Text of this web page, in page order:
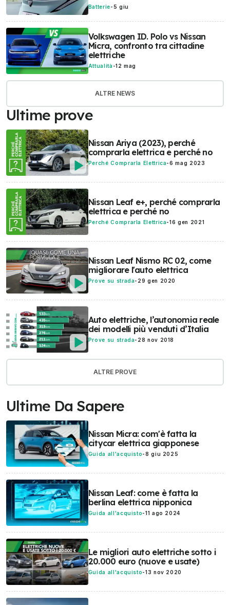
Batterie-5 giu
Volkswagen ID. Polo vs Nissan
Micra, confronto tra cittadine
elettriche
Attualità -12 mag
ALTRE NEWS
Ultime prove
Nissan Ariya (2023), perché
comprarla elettrica e perché no
Perché Comprarla Elettrica-6 mag 2023
Nissan Leaf e+, perché comprarla
elettrica e perché no
Perché Comprarla Elettrica-16 gen 2021
Nissan Leaf Nismo RC 02, come
migliorare l'auto elettrica
Prove su strada- 29 gen 2020
Auto elettriche, l’autonomia reale
dei modelli più venduti d’Italia
Prove su strada- 28 nov 2018
ALTRE PROVE
Ultime Da Sapere
Nissan Micra: com'è fatta la
citycar elettrica giapponese
Guida all'acquisto-8 giu 2025
Nissan Leaf: come è fatta la
berlina elettrica nipponica
Guida all'acquisto-11 ago 2024
Le migliori auto elettriche sotto i
20.000 euro (nuove e usate)
Guida all'acquisto-13 nov 2020